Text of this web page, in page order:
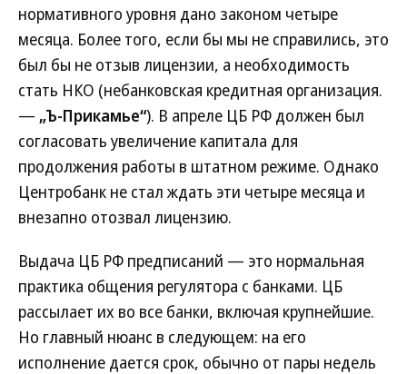
нормативного уровня дано законом четыре
месяца. Более того, если бы мы не справились, это
был бы не отзыв лицензии, а необходимость
стать НКО (небанковская кредитная организация.
— „Ъ-Прикамье“). В апреле ЦБ РФ должен был
согласовать увеличение капитала для
продолжения работы в штатном режиме. Однако
Центробанк не стал ждать эти четыре месяца и
внезапно отозвал лицензию.
Выдача ЦБ РФ предписаний — это нормальная
практика общения регулятора с банками. ЦБ
рассылает их во все банки, включая крупнейшие.
Но главный нюанс в следующем: на его
исполнение дается срок, обычно от пары недель